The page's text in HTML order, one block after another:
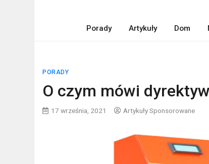
Porady Artykuły Dom
PORADY
O czym mówi
17 września, 2021 Artykuły Sponsorowane